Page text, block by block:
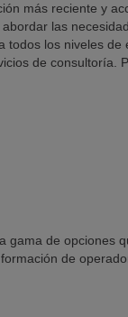
más reciente y
las
todos los niveles de
de consultoría.
gama de opciones
de